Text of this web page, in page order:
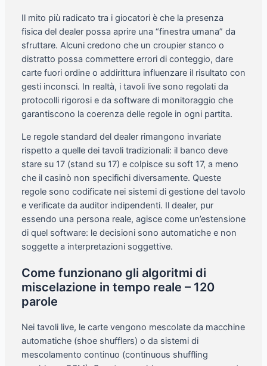
Il mito più radicato tra i giocatori è che la presenza
fisica del dealer possa aprire una “finestra umana” da
sfruttare. Alcuni credono che un croupier stanco o
distratto possa commettere errori di conteggio, dare
carte fuori ordine o addirittura influenzare il risultato con
gesti inconsci. In realtà, i tavoli live sono regolati da
protocolli rigorosi e da software di monitoraggio che
garantiscono la coerenza delle regole in ogni partita.
Le regole standard del dealer rimangono invariate
rispetto a quelle dei tavoli tradizionali: il banco deve
stare su 17 (stand su 17) e colpisce su soft 17, a meno
che il casinò non specifichi diversamente. Queste
regole sono codificate nei sistemi di gestione del tavolo
e verificate da auditor indipendenti. Il dealer, pur
essendo una persona reale, agisce come un’estensione
di quel software: le decisioni sono automatiche e non
soggette a interpretazioni soggettive.
Come funzionano gli algoritmi di
miscelazione in tempo reale – 120
parole
Nei tavoli live, le carte vengono mescolate da macchine
automatiche (shoe shufflers) o da sistemi di
mescolamento continuo (continuous shuffling